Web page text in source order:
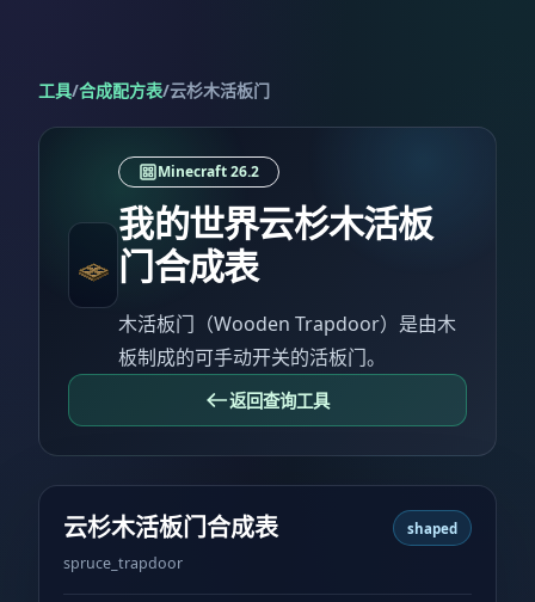
工具/合成配方表/云杉木活板门
Minecraft 26.2
我的世界云杉木活板
门合成表
木活板门（Wooden Trapdoor）是由木
板制成的可手动开关的活板门。
返回查询工具
云杉木活板门合成表
spruce_trapdoor
shaped